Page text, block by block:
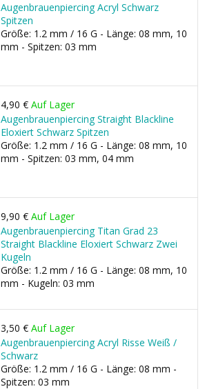
Augenbrauenpiercing Acryl Schwarz
Spitzen
Größe: 1.2 mm / 16 G - Länge: 08 mm, 10
mm - Spitzen: 03 mm
4,90 € Auf Lager
Augenbrauenpiercing Straight Blackline
Eloxiert Schwarz Spitzen
Größe: 1.2 mm / 16 G - Länge: 08 mm, 10
mm - Spitzen: 03 mm, 04 mm
9,90 € Auf Lager
Augenbrauenpiercing Titan Grad 23
Straight Blackline Eloxiert Schwarz Zwei
Kugeln
Größe: 1.2 mm / 16 G - Länge: 08 mm, 10
mm - Kugeln: 03 mm
3,50 € Auf Lager
Augenbrauenpiercing Acryl Risse Weiß /
Schwarz
Größe: 1.2 mm / 16 G - Länge: 08 mm -
Spitzen: 03 mm